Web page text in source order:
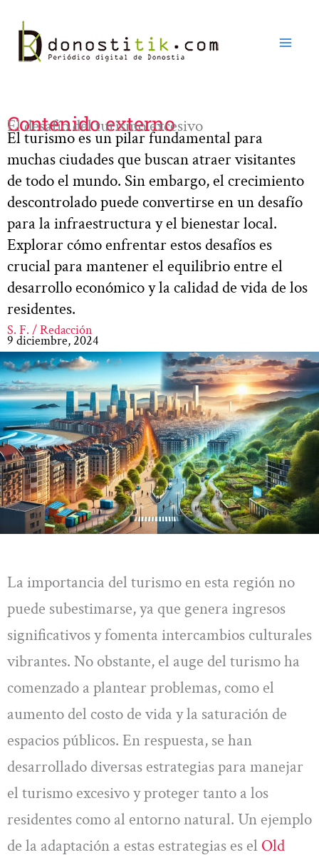
contenido
Contenido externo
El desafío del turismo excesivo
El turismo es un pilar fundamental para
muchas ciudades que buscan atraer visitantes
de todo el mundo. Sin embargo, el crecimiento
descontrolado puede convertirse en un desafío
para la infraestructura y el bienestar local.
Explorar cómo enfrentar estos desafíos es
crucial para mantener el equilibrio entre el
desarrollo económico y la calidad de vida de los
residentes.
S. F. / Redacción
9 diciembre, 2024
La importancia del turismo en esta región no
puede subestimarse, ya que genera ingresos
significativos y fomenta intercambios culturales
vibrantes. No obstante, el auge del turismo ha
comenzado a plantear problemas, como el
aumento del costo de vida y la saturación de
espacios públicos. En respuesta, se han
desarrollado diversas estrategias para manejar
el turismo excesivo y proteger tanto a los
residentes como al entorno natural. Un ejemplo
de la adaptación a estas estrategias es el Old